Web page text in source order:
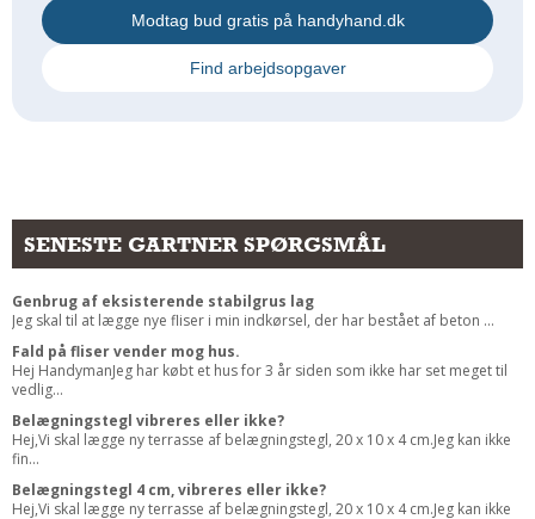
Modtag bud gratis på handyhand.dk
Find arbejdsopgaver
SENESTE GARTNER SPØRGSMÅL
Genbrug af eksisterende stabilgrus lag
Jeg skal til at lægge nye fliser i min indkørsel, der har bestået af beton ...
Fald på fliser vender mog hus.
Hej HandymanJeg har købt et hus for 3 år siden som ikke har set meget til
vedlig...
Belægningstegl vibreres eller ikke?
Hej,Vi skal lægge ny terrasse af belægningstegl, 20 x 10 x 4 cm.Jeg kan ikke
fin...
Belægningstegl 4 cm, vibreres eller ikke?
Hej,Vi skal lægge ny terrasse af belægningstegl, 20 x 10 x 4 cm.Jeg kan ikke